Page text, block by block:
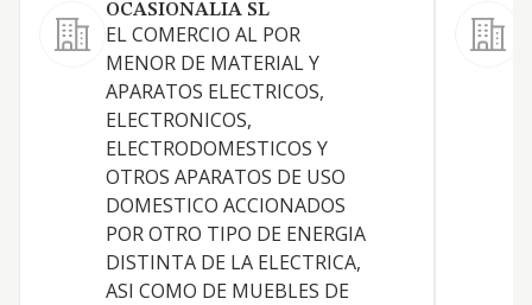
OCASIONALIA SL
EL COMERCIO AL POR
MENOR DE MATERIAL Y
APARATOS ELECTRICOS,
ELECTRONICOS,
ELECTRODOMESTICOS Y
OTROS APARATOS DE USO
DOMESTICO ACCIONADOS
POR OTRO TIPO DE ENERGIA
DISTINTA DE LA ELECTRICA,
ASI COMO DE MUEBLES DE